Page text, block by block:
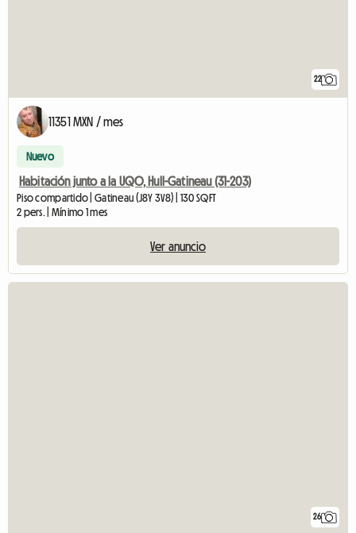
22
11351 MXN / mes
Nuevo
Habitación junto a la UQO, Hull-Gatineau (31-203)
Piso compartido | Gatineau (J8Y 3V8) | 130 SQFT
2 pers. | Mínimo 1 mes
Ver anuncio
26